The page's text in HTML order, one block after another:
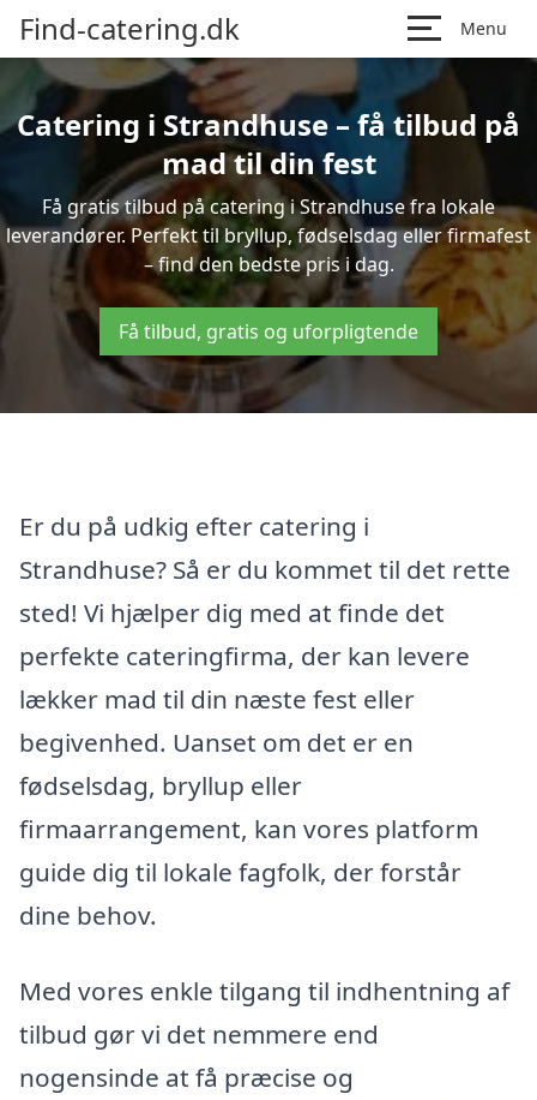
Find-catering.dk Menu
Catering i Strandhuse – få tilbud på
mad til din fest
Få gratis tilbud på catering i Strandhuse fra lokale
leverandører. Perfekt til bryllup, fødselsdag eller firmafest
– find den bedste pris i dag.
Få tilbud, gratis og uforpligtende
Er du på udkig efter catering i
Strandhuse? Så er du kommet til det rette
sted! Vi hjælper dig med at finde det
perfekte cateringfirma, der kan levere
lækker mad til din næste fest eller
begivenhed. Uanset om det er en
fødselsdag, bryllup eller
firmaarrangement, kan vores platform
guide dig til lokale fagfolk, der forstår
dine behov.
Med vores enkle tilgang til indhentning af
tilbud gør vi det nemmere end
nogensinde at få præcise og